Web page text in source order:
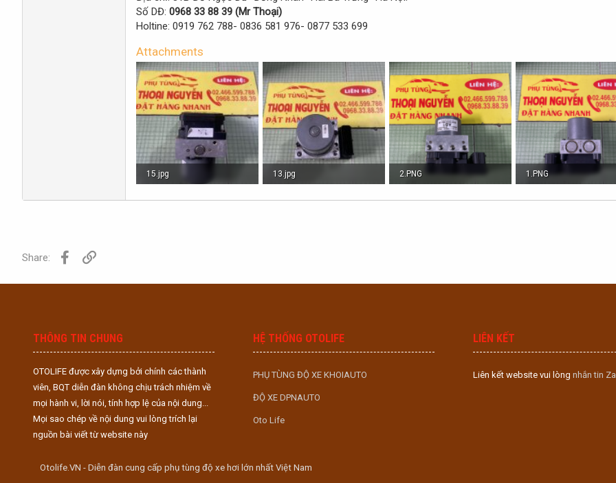
Số DĐ: 0968 33 88 39 (Mr Thoại)
Holtine: 0919 762 788- 0836 581 976- 0877 533 699
Attachments
15.jpg 13.jpg 2.PNG 1.PNG
Share: Facebook
THÔNG TIN CHUNG
OTOLIFE được xây dựng bởi chính các thành
viên, BQT diễn đàn không chịu trách nhiệm về
mọi hành vi, lời nói, tính hợp lệ của nội dung...
Mọi sao chép về nội dung vui lòng trích lại
nguồn bài viết từ website này
HỆ THỐNG OTOLIFE
PHỤ TÙNG ĐỘ XE KHOIAUTO
ĐỘ XE DPNAUTO
Oto Life
LIÊN KẾT
Liên kết website vui lòng nhắn tin
Otolife.VN - Diễn đàn cung cấp phụ tùng độ xe hơi lớn nhất Việt Nam